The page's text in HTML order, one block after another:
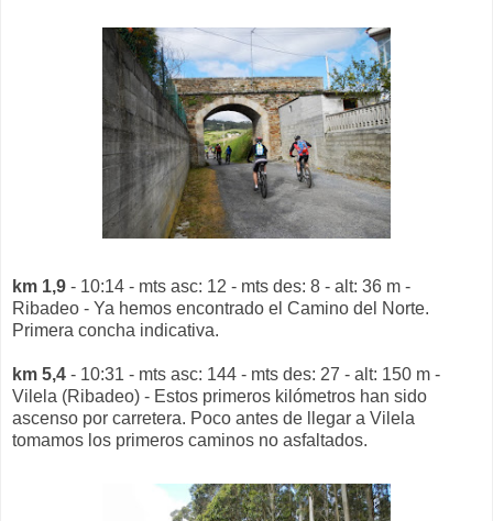
km 1,9 - 10:14 - mts asc: 12 - mts des: 8 - alt: 36 m -
Ribadeo - Ya hemos encontrado el Camino del Norte.
Primera concha indicativa.
km 5,4 - 10:31 - mts asc: 144 - mts des: 27 - alt: 150 m -
Vilela (Ribadeo) - Estos primeros kilómetros han sido
ascenso por carretera. Poco antes de llegar a Vilela
tomamos los primeros caminos no asfaltados.